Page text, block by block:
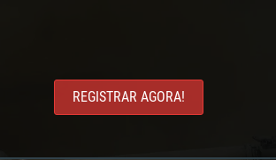
REGISTRAR AGORA!